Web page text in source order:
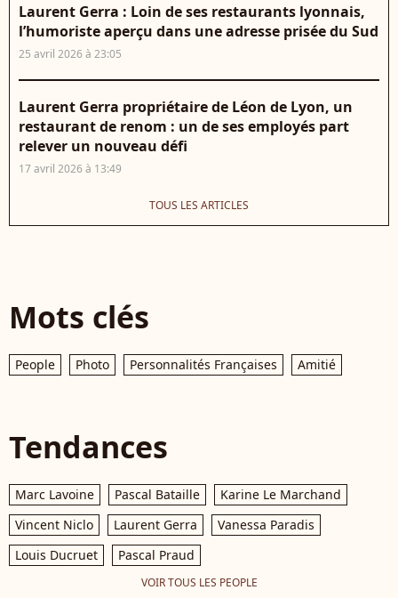
Laurent Gerra : Loin de ses restaurants lyonnais,
l’humoriste aperçu dans une adresse prisée du Sud
25 avril 2026 à 23:05
Laurent Gerra propriétaire de Léon de Lyon, un
restaurant de renom : un de ses employés part
relever un nouveau défi
17 avril 2026 à 13:49
TOUS LES ARTICLES
Mots clés
People Photo Personnalités Françaises Amitié
Tendances
Marc Lavoine Pascal Bataille
Karine Le Marchand
Vincent Niclo
Laurent Gerra
Vanessa Paradis
Louis Ducruet
Pascal Praud
VOIR TOUS LES PEOPLE